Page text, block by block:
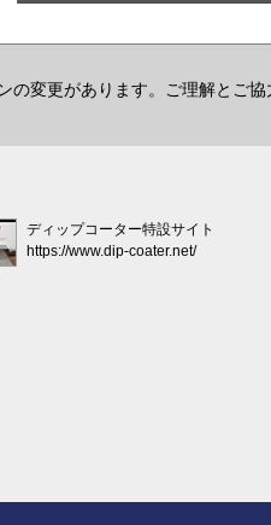
の変更があります。ご理解とご協
ディップコーター特設サイト
https://www.dip-coater.net/